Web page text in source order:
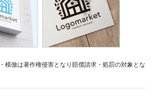
模倣は著作権侵害となり賠償請求・処罰の対象とな